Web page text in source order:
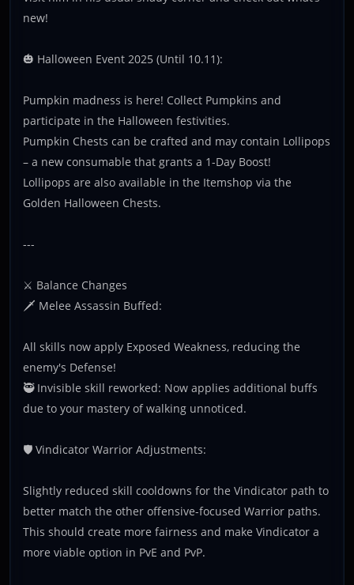
new!
🎃 Halloween Event 2025 (Until 10.11):
Pumpkin madness is here! Collect Pumpkins and
participate in the Halloween festivities.
Pumpkin Chests can be crafted and may contain Lollipops
– a new consumable that grants a 1-Day Boost!
Lollipops are also available in the Itemshop via the
Golden Halloween Chests.
---
⚔️ Balance Changes
🗡️ Melee Assassin Buffed:
All skills now apply Exposed Weakness, reducing the
enemy's Defense!
🥷 Invisible skill reworked: Now applies additional buffs
due to your mastery of walking unnoticed.
🛡️ Vindicator Warrior Adjustments:
Slightly reduced skill cooldowns for the Vindicator path to
better match the other offensive-focused Warrior paths.
This should create more fairness and make Vindicator a
more viable option in PvE and PvP.